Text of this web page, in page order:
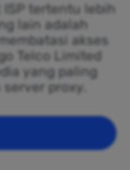
tertentu lebih
lain adalah
akses
Telco Limited
yang paling
proxy.